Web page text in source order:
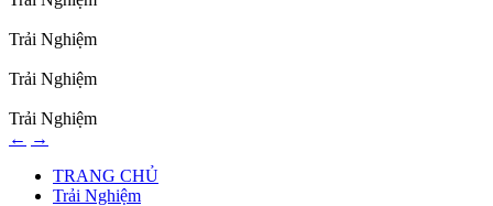
Trải Nghiệm
Trải Nghiệm
Trải Nghiệm
← →
TRANG CHỦ
Trải Nghiệm